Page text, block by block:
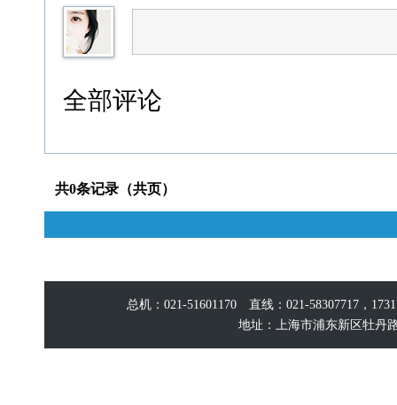
全部评论
共0条记录（共页）
总机：021-51601170 直线：021-58307717，
地址：上海市浦东新区牡丹